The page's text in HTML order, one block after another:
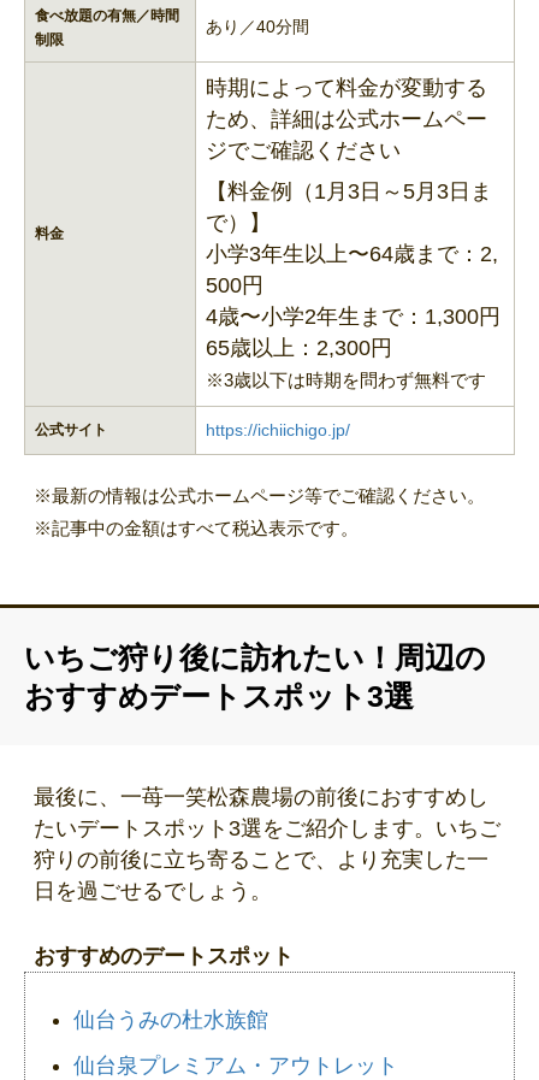
食べ放題の有無／時間
制限
あり／40分間
料金
時期によって料金が変動する
ため、詳細は公式ホームペー
ジでご確認ください
【料金例（1月3日～5月3日ま
で）】
小学3年生以上〜64歳まで：2,
500円
4歳〜小学2年生まで：1,300円
65歳以上：2,300円
※3歳以下は時期を問わず無料です
公式サイト https://ichiichigo.jp/
※最新の情報は公式ホームページ等でご確認ください。
※記事中の金額はすべて税込表示です。
いちご狩り後に訪れたい！周辺の
おすすめデートスポット3選
最後に、一苺一笑松森農場の前後におすすめし
たいデートスポット3選をご紹介します。いちご
狩りの前後に立ち寄ることで、より充実した一
日を過ごせるでしょう。
おすすめのデートスポット
仙台うみの杜水族館
仙台泉プレミアム・アウトレット